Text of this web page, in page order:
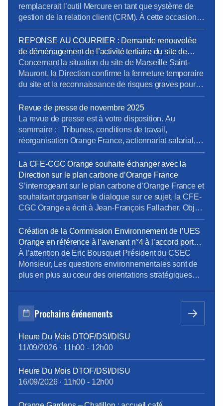
remplacerait l’outil Mercure en tant que système de
gestion de la relation client (CRM). À cette occasion,
la Direction Pro-PME et la Direction du Système
d’Information (DSI) avaient sollicité chaque métier
pour élaborer un cahier des charges rigoureux,
destiné à prendre en compte les besoins terrain
spécifiques de […]
REPONSE AU COURRIER : Demande renouvelée
de déménagement de l’activité tertiaire du site de
Marseille Saint-Mauront
Concernant la situation du site de Marseille Saint-
Mauront, la Direction confirme la fermeture temporaire
du site et la reconnaissance de risques graves pour la
sécurité des salariés, mais ne répond pas à
l’exigence essentielle formulée par la CFE-CGC
Orange : une décision claire et définitive sur le non-
retour des activités tertiaires. {loadmoduleid 245}
reponse_courrier_cfe-cgc_saint-mauront_9janv26.pdf
Revue de presse de novembre 2025
La revue de presse est à votre disposition. Au
sommaire : Tribunes, conditions de travail,
réorganisation Orange France, actionnariat salarial,
vente SFR, opérateurs satellitaires. Pour la consulter :
revue de presse de novembre Pour vous abonner
gratuitement : s’abonner Vous pouvez lire les articles
au fil de leur publication en rubrique Revue de
presse, mais […]
La CFE-CGC Orange souhaite échanger avec la
Direction sur le plan carbone d’Orange France
S’interrogeant sur le plan carbone d’Orange France et
souhaitant organiser le dialogue sur ce sujet, la CFE-
CGC Orange a écrit à Jean-François Fallacher. Objet
: programme Orange Carbone d’Orange France et
lancement d’une offre de Smart TV pour les Jeux
Olympiques de Paris Monsieur, En décembre dernier,
vous avez présenté le lancement du programme
carbone […]
Création de la Commission Environnement de l’UES
Orange en référence à l’avenant n°4 à l’accord portant
sur le dialogue social au sein de l’UES Orange _
document du 24 octobre 2023
À l’attention de Eric Bousquet Président du CSEC
Monsieur, Les questions environnementales sont de
plus en plus au cœur des orientations stratégiques
Fallacher dans le Live « Lancement du programme
Carbone » du 6/12 dernier, « c’est une priorité
Prochains événements
Heure Du Mois DTOF/DSI/DISU
11/09/2026· 11h00 - 12h00
Heure Du Mois DTOF/DSI/DISU
16/09/2026· 11h00 - 12h00